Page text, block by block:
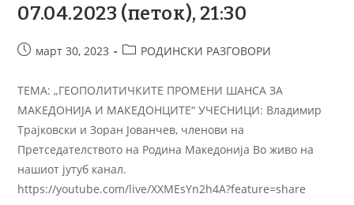
07.04.2023 (петок), 21:30
март 30, 2023 РОДИНСКИ РАЗГОВОРИ
ТЕМA: „ГЕОПОЛИТИЧКИТЕ ПРОМЕНИ ШАНСА ЗА
МАКЕДОНИЈА И МАКЕДОНЦИТЕ“ УЧЕСНИЦИ: Владимир
Трајковски и Зоран Јованчев, членови на
Претседателството на Родина Македонија Во живо на
нашиот јутуб канал.
https://youtube.com/live/XXMEsYn2h4A?feature=share